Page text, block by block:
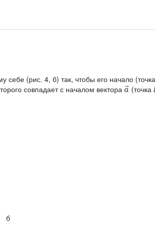
себе (рис. 4, б) так, чтобы его начало (точка
совпадает с началом вектораa
a→(точка